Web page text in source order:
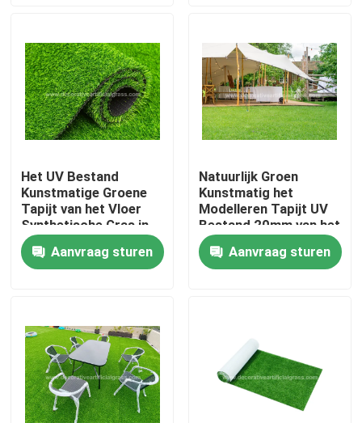
Kwaliteitscontrole
Neem contact met ons op
Nieuws
Gevallen
Decoratief Kunstmatig Gras
Kunstmatig Grasgras
Het UV Bestand
Kunstmatige Groene
Tapijt van het Vloer
Synthetische Gras in
Broodjespe + pp
8800D 40mm
Aanvraag sturen
Natuurlijk Groen
Kunstmatig het
Modelleren Tapijt UV
Bestand 20mm van het
Grasgras
Aanvraag sturen